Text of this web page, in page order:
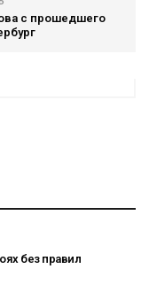
с прошедшего
без правил